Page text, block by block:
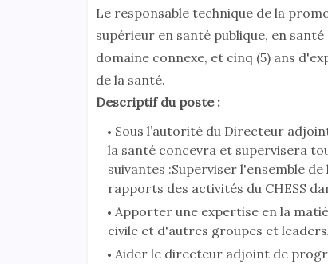
Le responsable technique de la
supérieur en santé publique, en
domaine connexe, et cinq (5) ans
de la santé.
Descriptif du poste :
Sous l’autorité du Directeur
la santé concevra et supervisera
suivantes :Superviser l'ensemble
rapports des activités du CHESS
Apporter une expertise en la
civile et d'autres groupes et
Aider le directeur adjoint de